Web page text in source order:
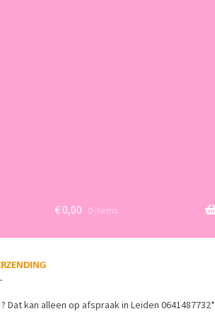
€0,00 0 items
kan alleen op afspraak in Leiden 0641487732*